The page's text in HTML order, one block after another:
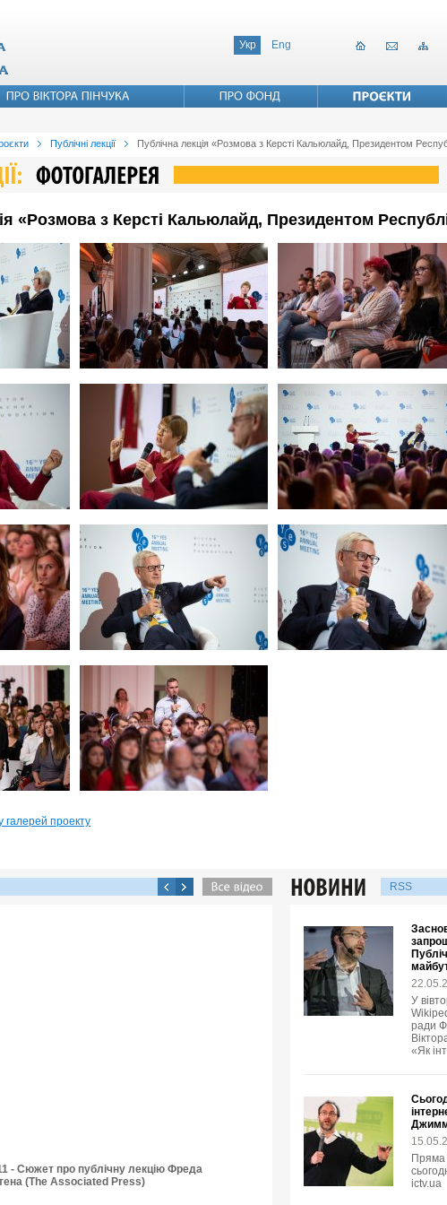
Укр Eng
Публічні лекції Публічна лекція «Розмова з Керсті Кальюлайд, Президентом
«Розмова з Керсті Кальюлайд, Президентом
галерей проекту
- Сюжет про публічну лекцію Фреда
(The Associated Press)
RSS
У
ради
«Як
Пряма
ictv.ua